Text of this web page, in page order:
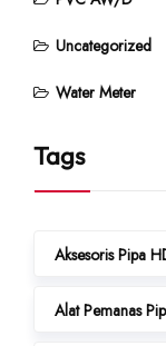
Uncategorized
Water Meter
Tags
Aksesoris Pipa
Alat Pemanas